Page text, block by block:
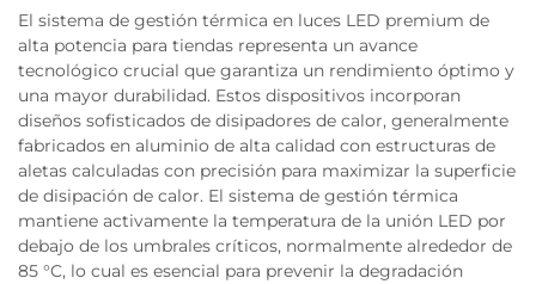
El sistema de gestión térmica en luces LED premium de
alta potencia para tiendas representa un avance
tecnológico crucial que garantiza un rendimiento óptimo y
una mayor durabilidad. Estos dispositivos incorporan
diseños sofisticados de disipadores de calor, generalmente
fabricados en aluminio de alta calidad con estructuras de
aletas calculadas con precisión para maximizar la superficie
de disipación de calor. El sistema de gestión térmica
mantiene activamente la temperatura de la unión LED por
debajo de los umbrales críticos, normalmente alrededor de
85 °C, lo cual es esencial para prevenir la degradación